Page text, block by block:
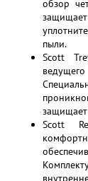
обзор
пыли.
Scott
Scott